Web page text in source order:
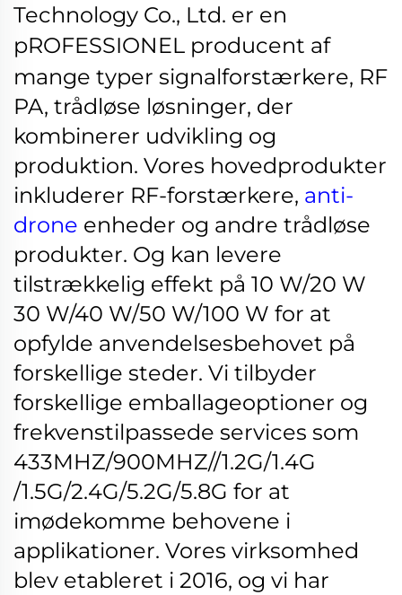
Technology Co., Ltd. er en
pROFESSIONEL producent af
mange typer signalforstærkere, RF
PA, trådløse løsninger, der
kombinerer udvikling og
produktion. Vores hovedprodukter
inkluderer RF-forstærkere, anti-
drone enheder og andre trådløse
produkter. Og kan levere
tilstrækkelig effekt på 10 W/20 W
30 W/40 W/50 W/100 W for at
opfylde anvendelsesbehovet på
forskellige steder. Vi tilbyder
forskellige emballageoptioner og
frekvenstilpassede services som
433MHZ/900MHZ//1.2G/1.4G
/1.5G/2.4G/5.2G/5.8G for at
imødekomme behovene i
applikationer. Vores virksomhed
blev etableret i 2016, og vi har